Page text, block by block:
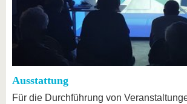
Ausstattung
Für die Durchführung von